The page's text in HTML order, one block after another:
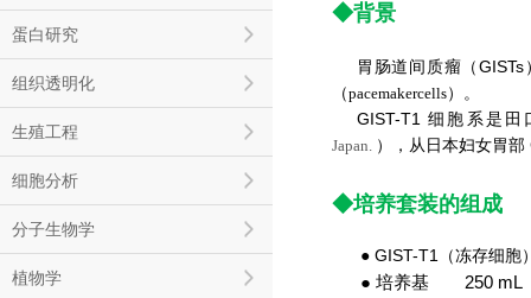
蛋白研究
组织透明化
生殖工程
细胞分析
分子生物学
植物学
◆背景
胃肠道间质瘤（
（pacemakercells）。
GIST-T1 细胞系是
Japan. ），从日本妇女胃
◆培养套装的组成
● GIST-T1（冻存细胞
● 培养基 250 mL